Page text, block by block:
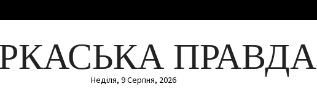
ПРАВДА
Неділя, 9 Серпня, 2026